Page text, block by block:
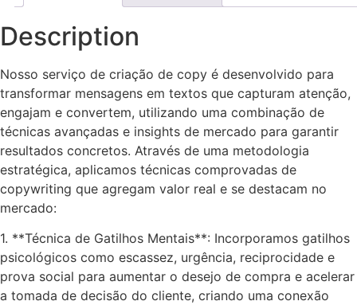
Description
Nosso serviço de criação de copy é desenvolvido para
transformar mensagens em textos que capturam atenção,
engajam e convertem, utilizando uma combinação de
técnicas avançadas e insights de mercado para garantir
resultados concretos. Através de uma metodologia
estratégica, aplicamos técnicas comprovadas de
copywriting que agregam valor real e se destacam no
mercado:
1. **Técnica de Gatilhos Mentais**: Incorporamos gatilhos
psicológicos como escassez, urgência, reciprocidade e
prova social para aumentar o desejo de compra e acelerar
a tomada de decisão do cliente, criando uma conexão